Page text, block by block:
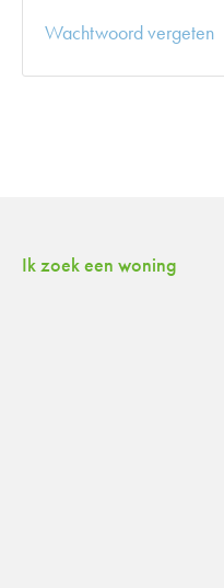
Wachtwoord vergeten
Contactinformatie
Ik zoek een woning